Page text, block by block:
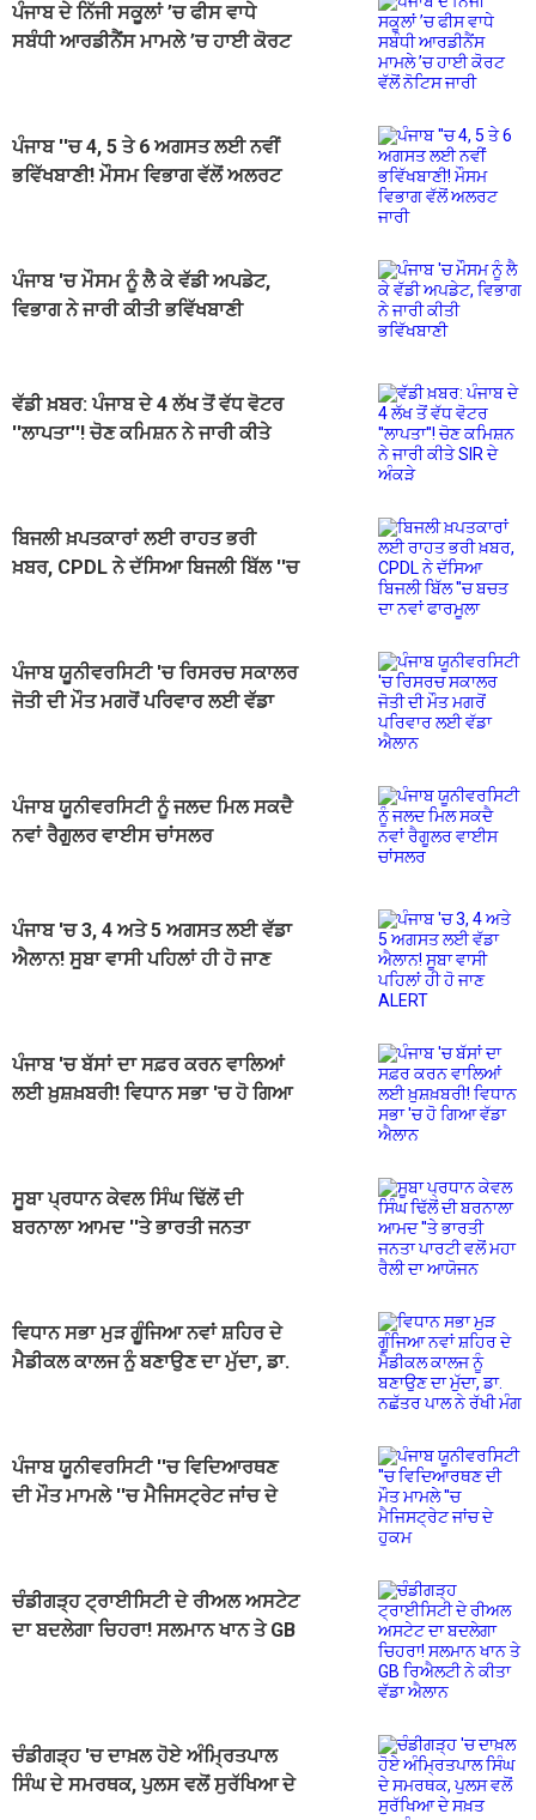
ਪੰਜਾਬ ਦੇ ਨਿੱਜੀ ਸਕੂਲਾਂ ’ਚ ਫੀਸ ਵਾਧੇ
ਸਬੰਧੀ ਆਰਡੀਨੈਂਸ ਮਾਮਲੇ ’ਚ ਹਾਈ ਕੋਰਟ
ਪੰਜਾਬ ''ਚ 4, 5 ਤੇ 6 ਅਗਸਤ ਲਈ ਨਵੀਂ
ਭਵਿੱਖਬਾਣੀ! ਮੌਸਮ ਵਿਭਾਗ ਵੱਲੋਂ ਅਲਰਟ
ਪੰਜਾਬ 'ਚ ਮੌਸਮ ਨੂੰ ਲੈ ਕੇ ਵੱਡੀ ਅਪਡੇਟ,
ਵਿਭਾਗ ਨੇ ਜਾਰੀ ਕੀਤੀ ਭਵਿੱਖਬਾਣੀ
ਵੱਡੀ ਖ਼ਬਰ: ਪੰਜਾਬ ਦੇ 4 ਲੱਖ ਤੋਂ ਵੱਧ ਵੋਟਰ
''ਲਾਪਤਾ''! ਚੋਣ ਕਮਿਸ਼ਨ ਨੇ ਜਾਰੀ ਕੀਤੇ
ਬਿਜਲੀ ਖ਼ਪਤਕਾਰਾਂ ਲਈ ਰਾਹਤ ਭਰੀ
ਖ਼ਬਰ, CPDL ਨੇ ਦੱਸਿਆ ਬਿਜਲੀ ਬਿੱਲ ''ਚ
ਪੰਜਾਬ ਯੂਨੀਵਰਸਿਟੀ 'ਚ ਰਿਸਰਚ ਸਕਾਲਰ
ਜੋਤੀ ਦੀ ਮੌਤ ਮਗਰੋਂ ਪਰਿਵਾਰ ਲਈ ਵੱਡਾ
ਪੰਜਾਬ ਯੂਨੀਵਰਸਿਟੀ ਨੂੰ ਜਲਦ ਮਿਲ ਸਕਦੈ
ਨਵਾਂ ਰੈਗੂਲਰ ਵਾਈਸ ਚਾਂਸਲਰ
ਪੰਜਾਬ 'ਚ 3, 4 ਅਤੇ 5 ਅਗਸਤ ਲਈ ਵੱਡਾ
ਐਲਾਨ! ਸੂਬਾ ਵਾਸੀ ਪਹਿਲਾਂ ਹੀ ਹੋ ਜਾਣ
ਪੰਜਾਬ 'ਚ ਬੱਸਾਂ ਦਾ ਸਫ਼ਰ ਕਰਨ ਵਾਲਿਆਂ
ਲਈ ਖ਼ੁਸ਼ਖ਼ਬਰੀ! ਵਿਧਾਨ ਸਭਾ 'ਚ ਹੋ ਗਿਆ
ਸੂਬਾ ਪ੍ਰਧਾਨ ਕੇਵਲ ਸਿੰਘ ਢਿੱਲੋਂ ਦੀ
ਬਰਨਾਲਾ ਆਮਦ ''ਤੇ ਭਾਰਤੀ ਜਨਤਾ
ਵਿਧਾਨ ਸਭਾ ਮੁੜ ਗੂੰਜਿਆ ਨਵਾਂ ਸ਼ਹਿਰ ਦੇ
ਮੈਡੀਕਲ ਕਾਲਜ ਨੂੰ ਬਣਾਉਣ ਦਾ ਮੁੱਦਾ, ਡਾ.
ਪੰਜਾਬ ਯੂਨੀਵਰਸਿਟੀ ''ਚ ਵਿਦਿਆਰਥਣ
ਦੀ ਮੌਤ ਮਾਮਲੇ ''ਚ ਮੈਜਿਸਟ੍ਰੇਟ ਜਾਂਚ ਦੇ
ਚੰਡੀਗੜ੍ਹ ਟ੍ਰਾਈਸਿਟੀ ਦੇ ਰੀਅਲ ਅਸਟੇਟ
ਦਾ ਬਦਲੇਗਾ ਚਿਹਰਾ! ਸਲਮਾਨ ਖਾਨ ਤੇ GB
ਚੰਡੀਗੜ੍ਹ 'ਚ ਦਾਖ਼ਲ ਹੋਏ ਅੰਮ੍ਰਿਤਪਾਲ
ਸਿੰਘ ਦੇ ਸਮਰਥਕ, ਪੁਲਸ ਵਲੋਂ ਸੁਰੱਖਿਆ ਦੇ